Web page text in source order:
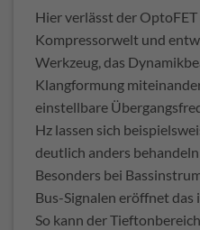
Hier verlässt der OptoFET
Kompressorwelt und
Werkzeug, das
Klangformung
einstellbare
Hz lassen sich
deutlich anders
Besonders bei
Bus-Signalen eröffnet
So kann der